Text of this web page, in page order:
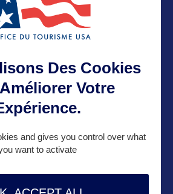
d'Etat
Mendota et Monona, Madison
…
Des Cookies
Votre
and gives you control over what
want to activate